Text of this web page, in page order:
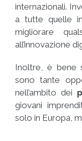
internazionali.
a tutte quelle
migliorare
all’innovazione
Inoltre, è bene
sono tante
nell’ambito dei
giovani
solo in Europa,